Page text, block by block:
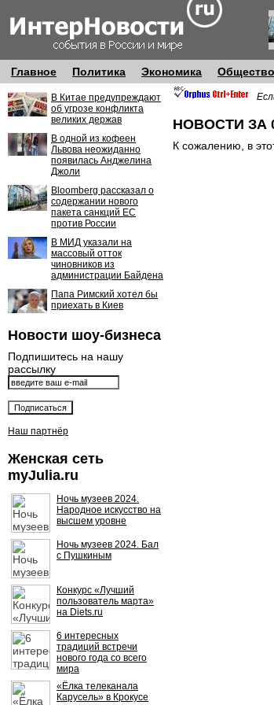
Главное Политика Экономика Общество
В Китае предупреждают
об угрозе конфликта
великих держав
В одной из кофеен
Львова неожиданно
появилась Анджелина
Джоли
Bloomberg рассказал о
содержании нового
пакета санкций ЕС
против России
В МИД указали на
массовый отток
чиновников из
администрации Байдена
Папа Римский хотел бы
приехать в Киев
Новости шоу-бизнеса
Подпишитесь на нашу
рассылку
Наш партнёр
Женская сеть
myJulia.ru
Ночь музеев 2024.
Народное искусство на
высшем уровне
Ночь музеев 2024. Бал
с Пушкиным
Конкурс «Лучший
пользователь марта»
на Diets.ru
6 интересных
традиций встречи
нового года со всего
мира
«Ёлка телеканала
Карусель» в Крокусе
НОВОСТИ ЗА
К сожалению, в